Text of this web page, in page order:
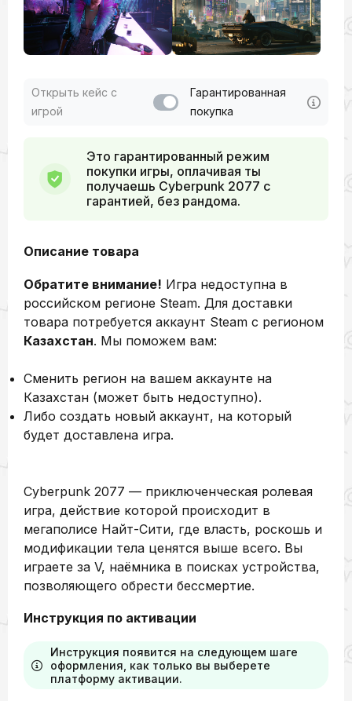
Открыть кейс с
игрой
Гарантированная
покупка
Это гарантированный режим
покупки игры, оплачивая ты
получаешь Cyberpunk 2077 с
гарантией, без рандома.
Описание товара
Обратите внимание! Игра недоступна в
российском регионе Steam. Для доставки
товара потребуется аккаунт Steam с регионом
Казахстан. Мы поможем вам:
Сменить регион на вашем аккаунте на
Казахстан (может быть недоступно).
Либо создать новый аккаунт, на который
будет доставлена игра.
Cyberpunk 2077 — приключенческая ролевая
игра, действие которой происходит в
мегаполисе Найт-Сити, где власть, роскошь и
модификации тела ценятся выше всего. Вы
играете за V, наёмника в поисках устройства,
позволяющего обрести бессмертие.
Инструкция по активации
Инструкция появится на следующем шаге
оформления, как только вы выберете
платформу активации.